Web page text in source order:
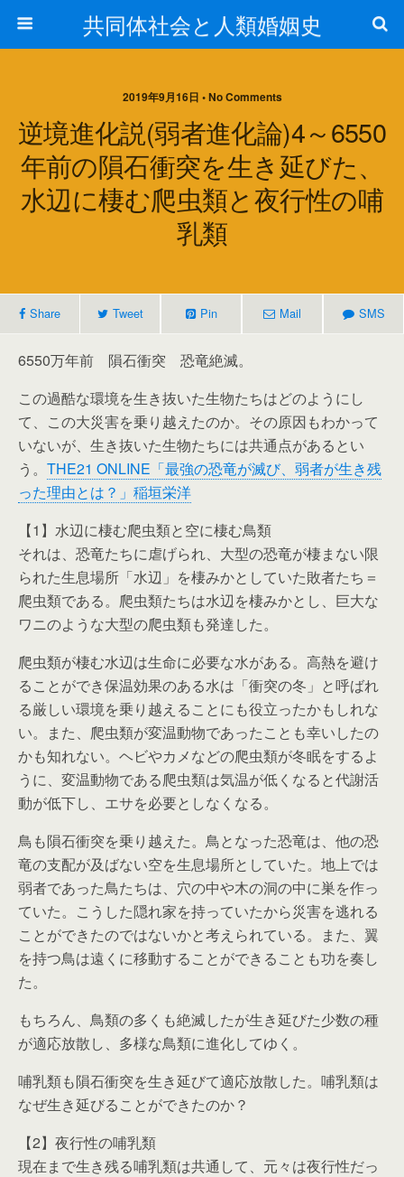
共同体社会と人類婚姻史
2019年9月16日 • No Comments
逆境進化説(弱者進化論)4～6550
年前の隕石衝突を生き延びた、
水辺に棲む爬虫類と夜行性の哺
乳類
Share Tweet Pin Mail SMS
6550万年前 隕石衝突 恐竜絶滅。
この過酷な環境を生き抜いた生物たちはどのようにし
て、この大災害を乗り越えたのか。その原因もわかって
いないが、生き抜いた生物たちには共通点があるとい
う。 THE21 ONLINE「最強の恐竜が滅び、弱者が生き残
った理由とは？」稲垣栄洋
【1】水辺に棲む爬虫類と空に棲む鳥類
それは、恐竜たちに虐げられ、大型の恐竜が棲まない限
られた生息場所「水辺」を棲みかとしていた敗者たち＝
爬虫類である。爬虫類たちは水辺を棲みかとし、巨大な
ワニのような大型の爬虫類も発達した。
爬虫類が棲む水辺は生命に必要な水がある。高熱を避け
ることができ保温効果のある水は「衝突の冬」と呼ばれ
る厳しい環境を乗り越えることにも役立ったかもしれな
い。また、爬虫類が変温動物であったことも幸いしたの
かも知れない。ヘビやカメなどの爬虫類が冬眠をするよ
うに、変温動物である爬虫類は気温が低くなると代謝活
動が低下し、エサを必要としなくなる。
鳥も隕石衝突を乗り越えた。鳥となった恐竜は、他の恐
竜の支配が及ばない空を生息場所としていた。地上では
弱者であった鳥たちは、穴の中や木の洞の中に巣を作っ
ていた。こうした隠れ家を持っていたから災害を逃れる
ことができたのではないかと考えられている。また、翼
を持つ鳥は遠くに移動することができることも功を奏し
た。
もちろん、鳥類の多くも絶滅したが生き延びた少数の種
が適応放散し、多様な鳥類に進化してゆく。
哺乳類も隕石衝突を生き延びて適応放散した。哺乳類は
なぜ生き延びることができたのか？
【2】夜行性の哺乳類
現在まで生き残る哺乳類は共通して、元々は夜行性だっ